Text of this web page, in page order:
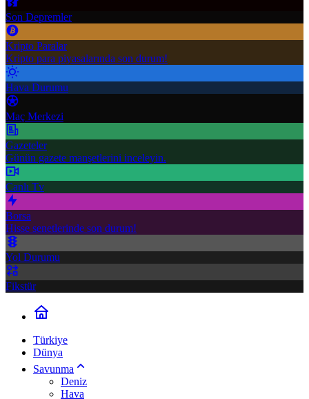
Son Depremler
Kripto Paralar
Kripto para piyasalarında son durum!
Hava Durumu
Maç Merkezi
Gazeteler
Günün gazete manşetlerini inceleyin.
Canlı Tv
Borsa
Hisse senetlerinde son durum!
Yol Durumu
Fikstür
Türkiye
Dünya
Savunma
Deniz
Hava